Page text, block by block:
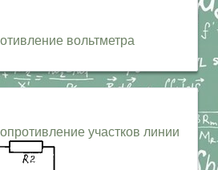
вольтметра
участков линии